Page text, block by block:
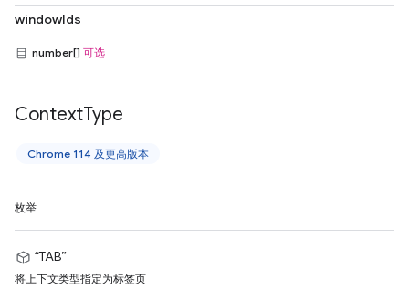
windowIds
number[] 可选
ContextType
Chrome 114 及更高版本
枚举
“TAB”
将上下文类型指定为标签页